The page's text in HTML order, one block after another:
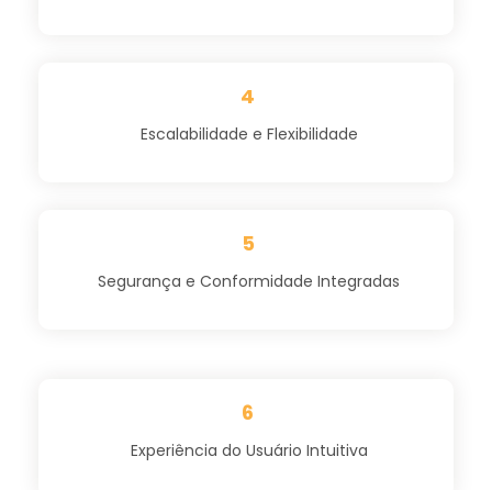
4
Escalabilidade e Flexibilidade
5
Segurança e Conformidade Integradas
6
Experiência do Usuário Intuitiva